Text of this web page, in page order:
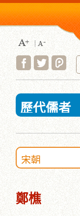
到
主
要
內
容
區
塊
:::
鄭樵